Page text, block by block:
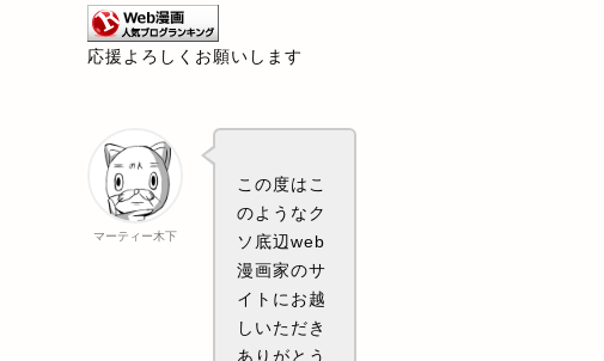
応援よろしくお願いします
マーティー木下
この度はこ
のようなク
ソ底辺web
漫画家のサ
イトにお越
しいただき
ありがとう